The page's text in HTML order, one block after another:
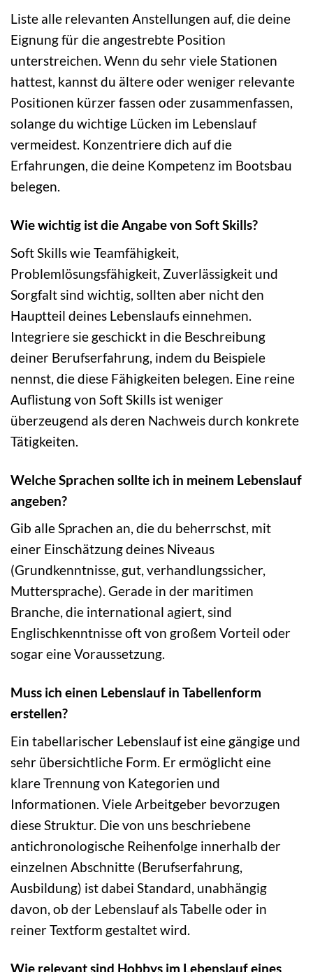
Liste alle relevanten Anstellungen auf, die deine
Eignung für die angestrebte Position
unterstreichen. Wenn du sehr viele Stationen
hattest, kannst du ältere oder weniger relevante
Positionen kürzer fassen oder zusammenfassen,
solange du wichtige Lücken im Lebenslauf
vermeidest. Konzentriere dich auf die
Erfahrungen, die deine Kompetenz im Bootsbau
belegen.
Wie wichtig ist die Angabe von Soft Skills?
Soft Skills wie Teamfähigkeit,
Problemlösungsfähigkeit, Zuverlässigkeit und
Sorgfalt sind wichtig, sollten aber nicht den
Hauptteil deines Lebenslaufs einnehmen.
Integriere sie geschickt in die Beschreibung
deiner Berufserfahrung, indem du Beispiele
nennst, die diese Fähigkeiten belegen. Eine reine
Auflistung von Soft Skills ist weniger
überzeugend als deren Nachweis durch konkrete
Tätigkeiten.
Welche Sprachen sollte ich in meinem Lebenslauf
angeben?
Gib alle Sprachen an, die du beherrschst, mit
einer Einschätzung deines Niveaus
(Grundkenntnisse, gut, verhandlungssicher,
Muttersprache). Gerade in der maritimen
Branche, die international agiert, sind
Englischkenntnisse oft von großem Vorteil oder
sogar eine Voraussetzung.
Muss ich einen Lebenslauf in Tabellenform
erstellen?
Ein tabellarischer Lebenslauf ist eine gängige und
sehr übersichtliche Form. Er ermöglicht eine
klare Trennung von Kategorien und
Informationen. Viele Arbeitgeber bevorzugen
diese Struktur. Die von uns beschriebene
antichronologische Reihenfolge innerhalb der
einzelnen Abschnitte (Berufserfahrung,
Ausbildung) ist dabei Standard, unabhängig
davon, ob der Lebenslauf als Tabelle oder in
reiner Textform gestaltet wird.
Wie relevant sind Hobbys im Lebenslauf eines